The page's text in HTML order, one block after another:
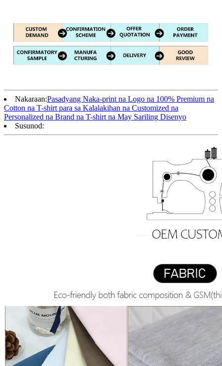
Nakaraan:Pasadyang Naka-print na Logo na 100% Premium na
Cotton na T-shirt para sa Kalalakihan na Customized na
Personalized na Brand na T-shirt na May Sariling Disenyo
Susunod: